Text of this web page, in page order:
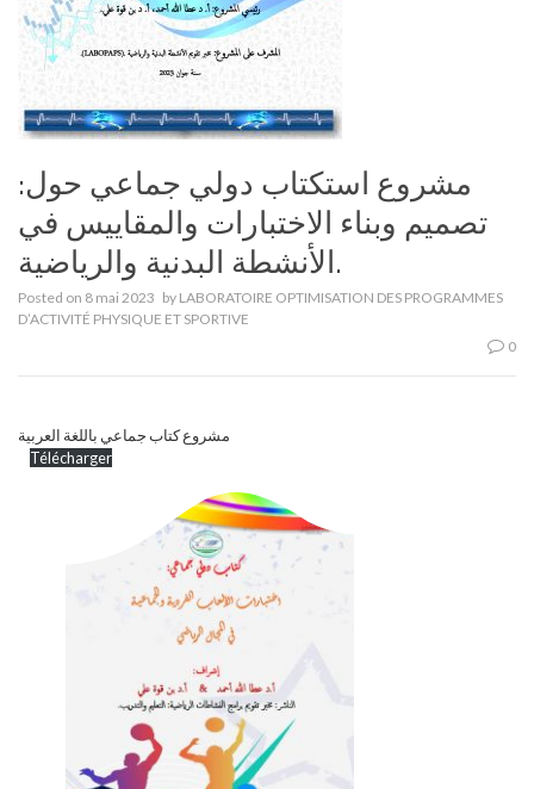
مشروع استكتاب دولي جماعي حول:
تصميم وبناء الاختبارات والمقاييس في
الأنشطة البدنية والرياضية.
Posted on 8 mai 2023 by LABORATOIRE OPTIMISATION DES PROGRAMMES
D’ACTIVITÉ PHYSIQUE ET SPORTIVE
0
مشروع كتاب جماعي باللغة العربية
Télécharger